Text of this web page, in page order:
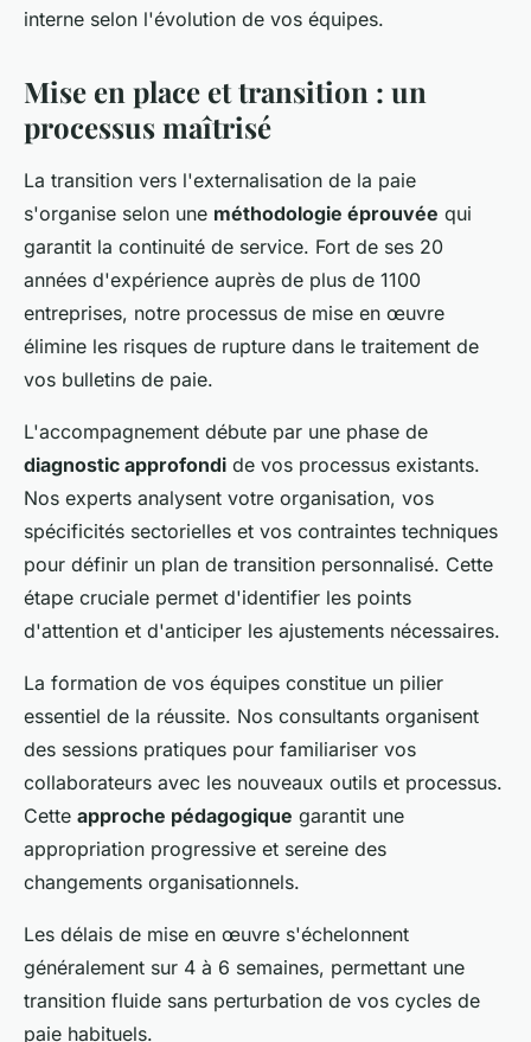
interne selon l'évolution de vos équipes.
Mise en place et transition : un
processus maîtrisé
La transition vers l'externalisation de la paie
s'organise selon une méthodologie éprouvée qui
garantit la continuité de service. Fort de ses 20
années d'expérience auprès de plus de 1100
entreprises, notre processus de mise en œuvre
élimine les risques de rupture dans le traitement de
vos bulletins de paie.
L'accompagnement débute par une phase de
diagnostic approfondi de vos processus existants.
Nos experts analysent votre organisation, vos
spécificités sectorielles et vos contraintes techniques
pour définir un plan de transition personnalisé. Cette
étape cruciale permet d'identifier les points
d'attention et d'anticiper les ajustements nécessaires.
La formation de vos équipes constitue un pilier
essentiel de la réussite. Nos consultants organisent
des sessions pratiques pour familiariser vos
collaborateurs avec les nouveaux outils et processus.
Cette approche pédagogique garantit une
appropriation progressive et sereine des
changements organisationnels.
Les délais de mise en œuvre s'échelonnent
généralement sur 4 à 6 semaines, permettant une
transition fluide sans perturbation de vos cycles de
paie habituels.